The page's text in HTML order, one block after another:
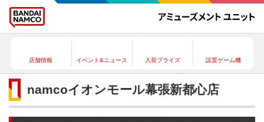
店舗情報 イベント&ニュース 入荷プライズ 設置ゲーム機
namcoイオンモール幕張新都心店